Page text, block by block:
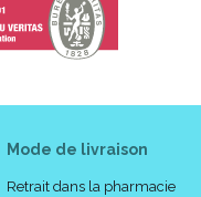
Mode de livraison
Retrait dans la pharmacie